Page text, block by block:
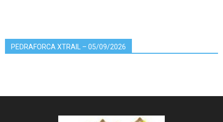
PEDRAFORCA XTRAIL – 05/09/2026